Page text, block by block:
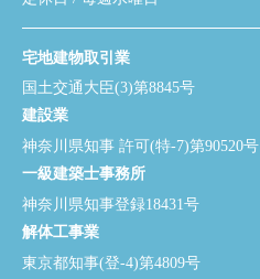
宅地建物取引業
国土交通大臣(3)第8845号
建設業
神奈川県知事 許可(特-7)第90520号
一級建築士事務所
神奈川県知事登録18431号
解体工事業
東京都知事(登-4)第4809号